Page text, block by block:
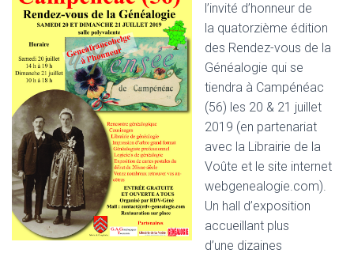
l’invité d’honneur de
la quatorzième édition
des Rendez-vous de la
Généalogie qui se
tiendra à Campénéac
(56) les 20 & 21 juillet
2019 (en partenariat
avec la Librairie de la
Voûte et le site internet
webgenealogie.com).
Un hall d’exposition
accueillant plus
d’une dizaines